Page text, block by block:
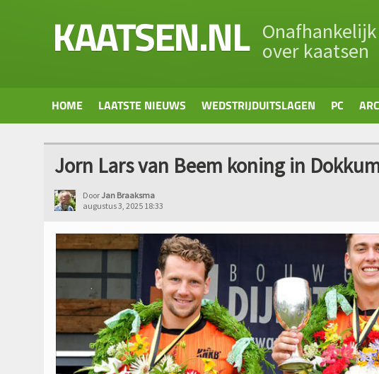
KAATSEN.NL over kaatsen
HOME LAATSTE NIEUWS WEDSTRIJDUITSLAGEN PC
Jorn Lars van Beem koning in
DoorJan Braaksma
augustus 3, 2025 18:33